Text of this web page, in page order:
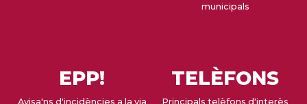
municipals
EPP!
Avisa'ns d'incidències a la via
TELÈFONS
Principals telèfons d'interès